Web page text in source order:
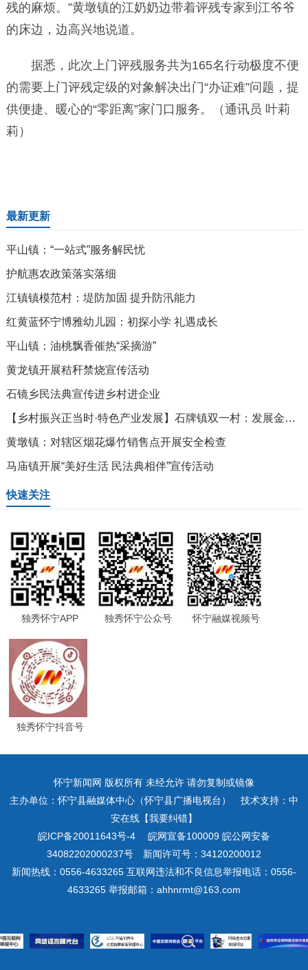
残的麻烦。”黄墩镇的江奶奶边带着评残专家到江爷爷
的床边，边高兴地说道。
据悉，此次上门评残服务共为165名行动极度不便
的需要上门评残定级的对象解决出门“办证难”问题，提
供便捷、暖心的“零距离”家门口服务。（通讯员 叶莉
莉）
最新更新
平山镇：“一站式”服务解民忧
护航惠农政策落实落细
江镇镇模范村：堤防加固 提升防汛能力
红黄蓝怀宁博雅幼儿园：初探小学 礼遇成长
平山镇：油桃飘香催热“采摘游”
黄龙镇开展秸秆禁烧宣传活动
石镜乡民法典宣传进乡村进企业
【乡村振兴正当时·特色产业发展】石牌镇双一村：发展金银花产业赋能乡村振兴
黄墩镇：对辖区烟花爆竹销售点开展安全检查
马庙镇开展“美好生活 民法典相伴”宣传活动
快速关注
独秀怀宁APP 独秀怀宁公众号 怀宁融媒视频号
独秀怀宁抖音号
怀宁新闻网 版权所有 未经允许 请勿复制或镜像
主办单位：怀宁县融媒体中心（怀宁县广播电视台） 技术支持：中
安在线【我要纠错】
皖ICP备20011643号-4皖网宣备100009 皖公网安备
34082202000237号 新闻许可号：34120200012
新闻热线：0556-4633265 互联网违法和不良信息举报电话：0556-
4633265 举报邮箱：ahhnrmt@163.com